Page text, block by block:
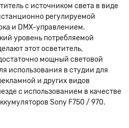
с источником света в виде
регулируемой
и DMX-управлением.
уровень потребляемой
этот осветитель,
мощный световой
использования в студии для
и других видов
с использованием в качестве
Sony F750 / 970.